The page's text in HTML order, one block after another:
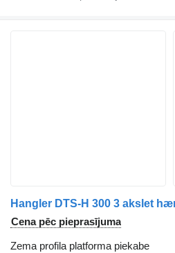
Hangler DTS-H 300 3 akslet
Cena pēc pieprasījuma
Zema profila platforma piekabe